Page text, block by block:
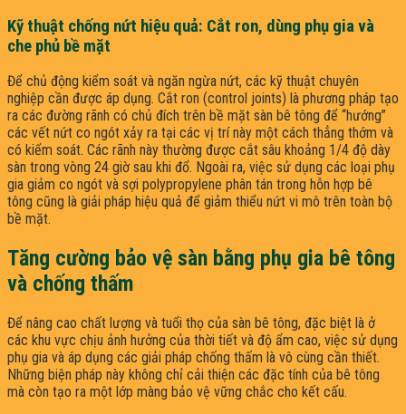
Kỹ thuật chống nứt hiệu quả: Cắt ron, dùng phụ gia và
che phủ bề mặt
Để chủ động kiểm soát và ngăn ngừa nứt, các kỹ thuật chuyên
nghiệp cần được áp dụng. Cắt ron (control joints) là phương pháp tạo
ra các đường rãnh có chủ đích trên bề mặt sàn bê tông để “hướng”
các vết nứt co ngót xảy ra tại các vị trí này một cách thẳng thớm và
có kiểm soát. Các rãnh này thường được cắt sâu khoảng 1/4 độ dày
sàn trong vòng 24 giờ sau khi đổ. Ngoài ra, việc sử dụng các loại phụ
gia giảm co ngót và sợi polypropylene phân tán trong hỗn hợp bê
tông cũng là giải pháp hiệu quả để giảm thiểu nứt vi mô trên toàn bộ
bề mặt.
Tăng cường bảo vệ sàn bằng phụ gia bê tông
và chống thấm
Để nâng cao chất lượng và tuổi thọ của sàn bê tông, đặc biệt là ở
các khu vực chịu ảnh hưởng của thời tiết và độ ẩm cao, việc sử dụng
phụ gia và áp dụng các giải pháp chống thấm là vô cùng cần thiết.
Những biện pháp này không chỉ cải thiện các đặc tính của bê tông
mà còn tạo ra một lớp màng bảo vệ vững chắc cho kết cấu.